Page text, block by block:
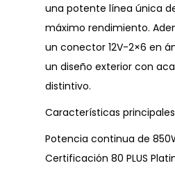
una potente línea única
máximo rendimiento.
un conector 12V-2×6 en
un diseño exterior con
distintivo.
Características
Potencia continua de
Certificación 80 PLUS